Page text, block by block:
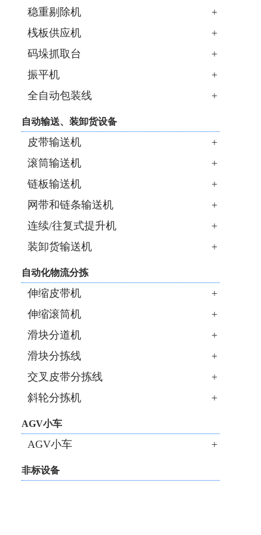
稳重剔除机
+
桟板供应机
+
码垛抓取台
+
振平机
+
全自动包装线
+
自动输送、装卸货设备
皮带输送机
+
滚筒输送机
+
链板输送机
+
网带和链条输送机
+
连续/往复式提升机
+
装卸货输送机
+
自动化物流分拣
伸缩皮带机
+
伸缩滚筒机
+
滑块分道机
+
滑块分拣线
+
交叉皮带分拣线
+
斜轮分拣机
+
AGV小车
AGV小车 +
非标设备